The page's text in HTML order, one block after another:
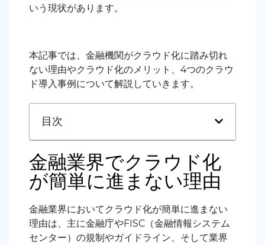
いう現状があります。
本記事では、金融機関がクラウド化に踏み切れ
ない理由やクラウド化のメリット、4つのクラウ
ド導入事例について解説していきます。
目次
金融業界でクラウド化
が簡単に進まない理由
金融業界においてクラウド化が簡単に進まない
理由は、主に金融庁やFISC（金融情報システム
センター）の規制やガイドライン、そして業界